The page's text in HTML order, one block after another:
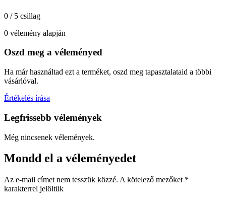
0 / 5 csillag
0 vélemény alapján
Oszd meg a véleményed
Ha már használtad ezt a terméket, oszd meg tapasztalataid a többi
vásárlóval.
Értékelés írása
Legfrissebb vélemények
Még nincsenek vélemények.
Mondd el a véleményedet
Az e-mail címet nem tesszük közzé. A kötelező mezőket *
karakterrel jelöltük